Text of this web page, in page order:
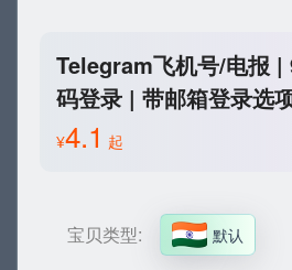
Telegram飞机号/电报 |
码登录 | 带邮箱登录选
¥4.1 起
宝贝类型: 默认